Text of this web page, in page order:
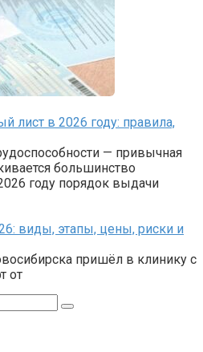
лист в 2026 году: правила,
— привычная
большинство
году порядок выдачи
виды, этапы, цены, риски и
пришёл в клинику с
от